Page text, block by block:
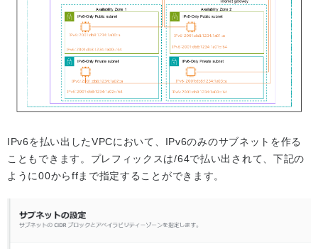
IPv6を払い出したVPCにおいて、IPv6のみのサブネットを作る
こともできます。プレフィックスは/64で払い出されて、下記の
ように00からffまで指定することができます。